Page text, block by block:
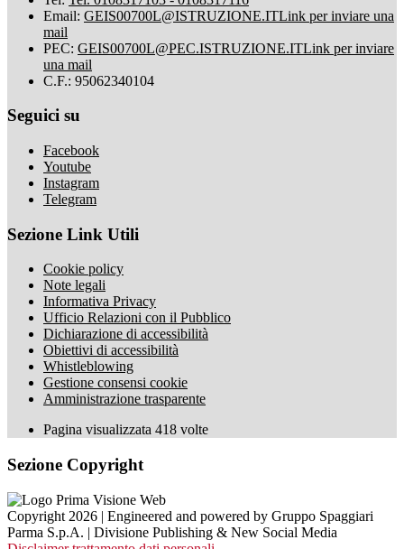
Email: GEIS00700L@ISTRUZIONE.ITLink per inviare una
mail
PEC: GEIS00700L@PEC.ISTRUZIONE.ITLink per inviare
una mail
C.F.: 95062340104
Seguici su
Facebook
Youtube
Instagram
Telegram
Sezione Link Utili
Cookie policy
Note legali
Informativa Privacy
Ufficio Relazioni con il Pubblico
Dichiarazione di accessibilità
Obiettivi di accessibilità
Whistleblowing
Gestione consensi cookie
Amministrazione trasparente
Pagina visualizzata 418 volte
Sezione Copyright
Copyright 2026 | Engineered and powered by Gruppo Spaggiari
Parma S.p.A. | Divisione Publishing & New Social Media